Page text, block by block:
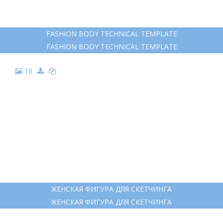
FASHION BODY TECHNICAL TEMPLATE
FASHION BODY TECHNICAL TEMPLATE
18
ЖЕНСКАЯ ФИГУРА ДЛЯ СКЕТЧИНГА
ЖЕНСКАЯ ФИГУРА ДЛЯ СКЕТЧИНГА